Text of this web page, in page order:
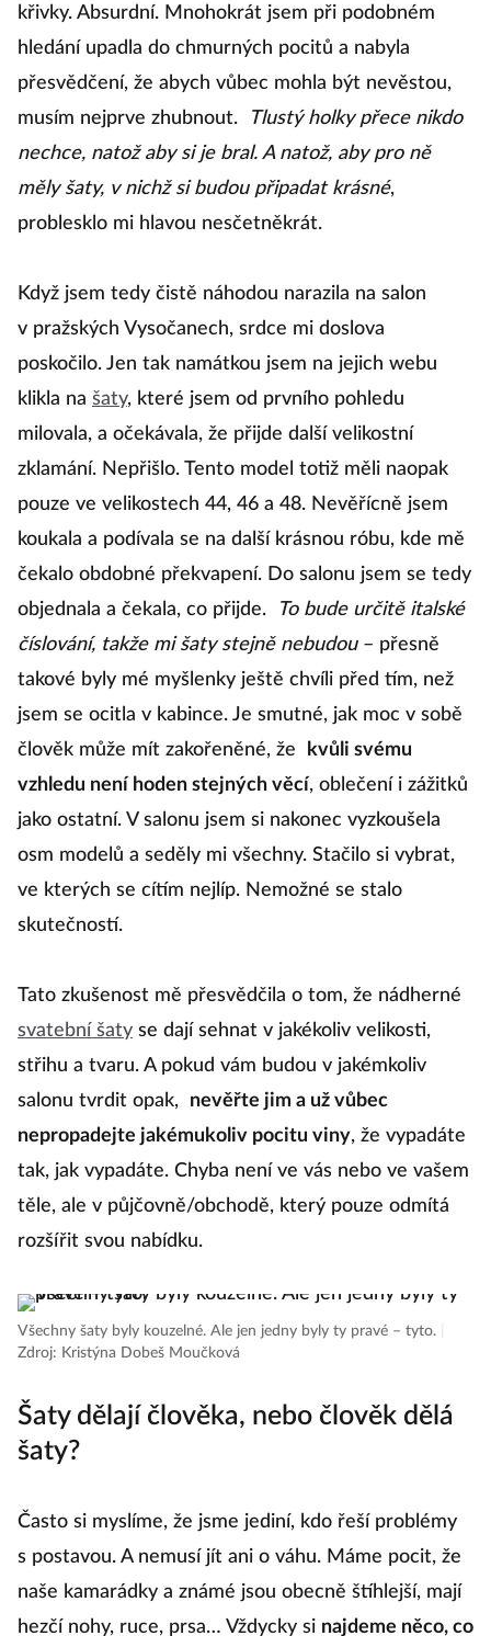
křivky. Absurdní. Mnohokrát jsem při podobném
hledání upadla do chmurných pocitů a nabyla
přesvědčení, že abych vůbec mohla být nevěstou,
musím nejprve zhubnout.
Tlustý holky přece nikdo
nechce, natož aby si je bral. A natož, aby pro ně
měly šaty, v nichž si budou připadat krásné,
problesklo mi hlavou nesčetněkrát.
Když jsem tedy čistě náhodou narazila na salon
v pražských Vysočanech, srdce mi doslova
poskočilo. Jen tak namátkou jsem na jejich webu
klikla na šaty, které jsem od prvního pohledu
milovala, a očekávala, že přijde další velikostní
zklamání. Nepřišlo. Tento model totiž měli naopak
pouze ve velikostech 44, 46 a 48. Nevěřícně jsem
koukala a podívala se na další krásnou róbu, kde mě
čekalo obdobné překvapení. Do salonu jsem se tedy
objednala a čekala, co přijde.
To bude určitě italské
číslování, takže mi šaty stejně nebudou– přesně
takové byly mé myšlenky ještě chvíli před tím, než
jsem se ocitla v kabince. Je smutné, jak moc v sobě
člověk může mít zakořeněné, že
kvůli svému
vzhledu není hoden stejných věcí, oblečení i zážitků
jako ostatní. V salonu jsem si nakonec vyzkoušela
osm modelů a seděly mi všechny. Stačilo si vybrat,
ve kterých se cítím nejlíp. Nemožné se stalo
skutečností.
Tato zkušenost mě přesvědčila o tom, že nádherné
svatební šaty se dají sehnat v jakékoliv velikosti,
střihu a tvaru. A pokud vám budou v jakémkoliv
salonu tvrdit opak,
nevěřte jim a už vůbec
nepropadejte jakémukoliv pocitu viny, že vypadáte
tak, jak vypadáte. Chyba není ve vás nebo ve vašem
těle, ale v půjčovně/obchodě, který pouze odmítá
rozšířit svou nabídku.
Všechny šaty byly kouzelné. Ale jen jedny byly ty pravé – tyto.
Zdroj: Kristýna Dobeš Moučková
Šaty dělají člověka, nebo člověk dělá
šaty?
Často si myslíme, že jsme jediní, kdo řeší problémy
s postavou. A nemusí jít ani o váhu. Máme pocit, že
naše kamarádky a známé jsou obecně štíhlejší, mají
hezčí nohy, ruce, prsa… Vždycky si najdeme něco, co